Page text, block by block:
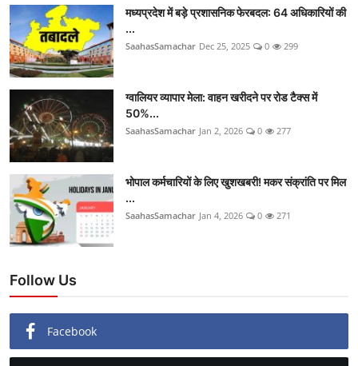
मध्यप्रदेश में बड़े प्रशासनिक फेरबदल: 64 अधिकारियों की
...
SaahasSamachar Dec 25, 2025 0 299
ग्वालियर व्यापार मेला: वाहन खरीदने पर रोड टैक्स में
50%...
SaahasSamachar Jan 2, 2026 0 277
भोपाल कर्मचारियों के लिए खुशखबरी! मकर संक्रांति पर मिल
...
SaahasSamachar Jan 4, 2026 0 271
Follow Us
Facebook